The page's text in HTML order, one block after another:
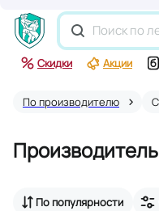
Скидки Акции
По производителю С
По популярности